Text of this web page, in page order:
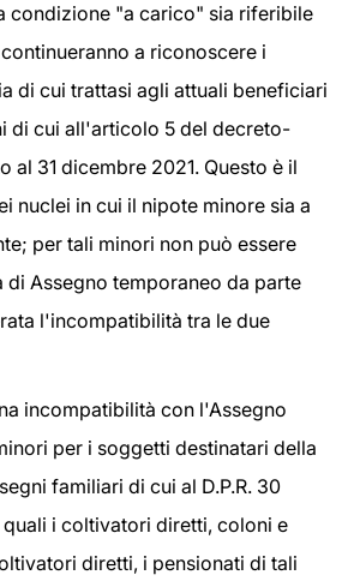
condizione "a carico" sia riferibile
a riconoscere i
di cui trattasi agli attuali beneficiari
di cui all'articolo 5 del decreto-
al 31 dicembre 2021. Questo è il
nuclei in cui il nipote minore sia a
per tali minori non può essere
di Assegno temporaneo da parte
l'incompatibilità tra le due
incompatibilità con l'Assegno
per i soggetti destinatari della
familiari di cui al D.P.R. 30
quali i coltivatori diretti, coloni e
diretti, i pensionati di tali